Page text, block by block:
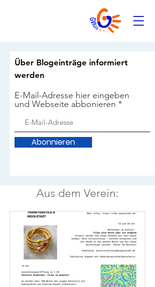
Über Blogeinträge informiert
werden
E-Mail-Adresse hier eingeben
und Webseite abbonieren
Abonnieren
Aus dem Verein: